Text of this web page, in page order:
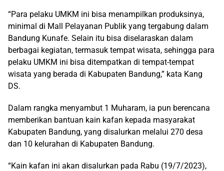
“Para pelaku UMKM ini bisa menampilkan produksinya,
minimal di Mall Pelayanan Publik yang tergabung dalam
Bandung Kunafe. Selain itu bisa diselaraskan dalam
berbagai kegiatan, termasuk tempat wisata, sehingga para
pelaku UMKM ini bisa ditempatkan di tempat-tempat
wisata yang berada di Kabupaten Bandung,” kata Kang
DS.
Dalam rangka menyambut 1 Muharam, ia pun berencana
memberikan bantuan kain kafan kepada masyarakat
Kabupaten Bandung, yang disalurkan melalui 270 desa
dan 10 kelurahan di Kabupaten Bandung.
“Kain kafan ini akan disalurkan pada Rabu (19/7/2023),